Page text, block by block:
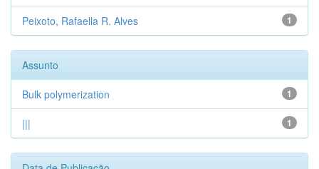
1
Peixoto, Rafaella R. Alves
Assunto
1
Bulk polymerization
1
|||